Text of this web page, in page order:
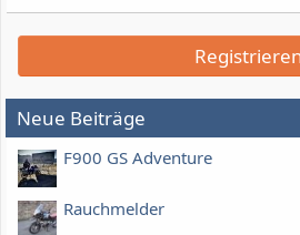
Neue Beiträge
F900 GS Adventure
Rauchmelder